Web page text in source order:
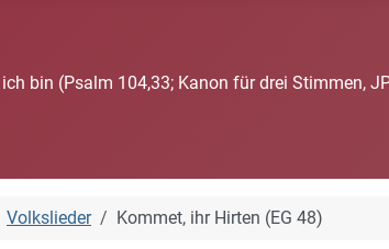
bin (Psalm 104,33; Kanon für drei Stimmen,
Volkslieder Kommet, ihr Hirten (EG 48)